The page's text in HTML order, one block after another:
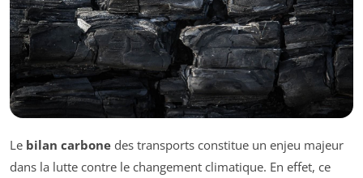
Le bilan carbone des transports constitue un enjeu majeur
dans la lutte contre le changement climatique. En effet, ce